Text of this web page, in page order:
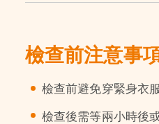
檢查前注意事
檢查前避免穿緊身衣服
檢查後需等兩小時後